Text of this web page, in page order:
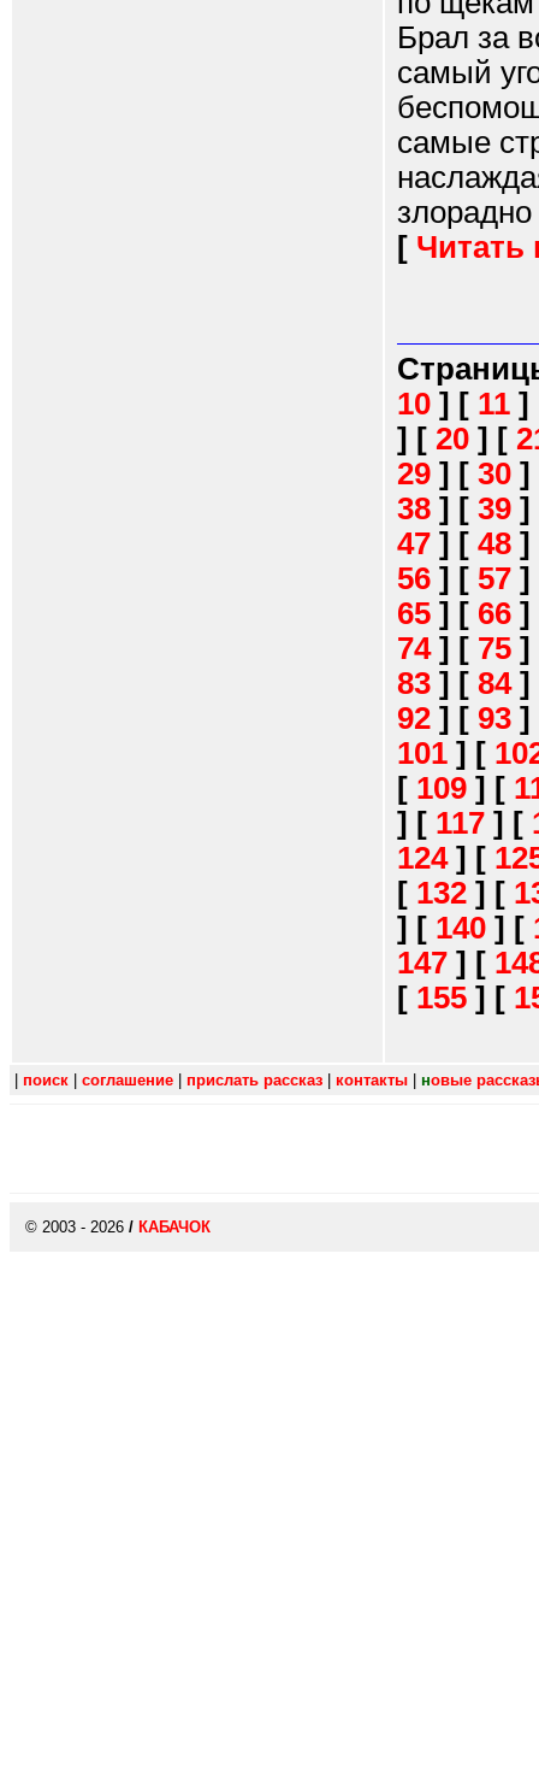
Брал за
самый
самые
[ Читать
10 ] [ 11 ]
] [ 20 ] [
29 ] [ 30 ]
38 ] [ 39 ]
47 ] [ 48 ]
56 ] [ 57 ]
65 ] [ 66 ]
74] [ 75 ]
83 ] [ 84]
92 ] [ 93 ]
101 ] [
[ 109 ] [
] [ 117 ] [
124] [
[ 132 ] [
] [ 140 ] [
147 ] [
[ 155 ] [
поиск соглашение прислать рассказ контакты новые
© 2003 - 2026 / КАБАЧОК